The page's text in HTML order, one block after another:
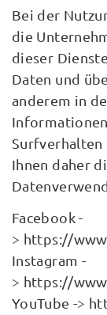
Bei der
die
dieser
Daten und
anderem in
Ihnen daher
Facebook -
> https://
Instagram -
> https://
YouTube ->